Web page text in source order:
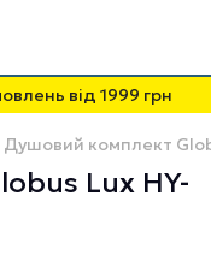
від 1999 грн
Душовий комплект
Lux HY-